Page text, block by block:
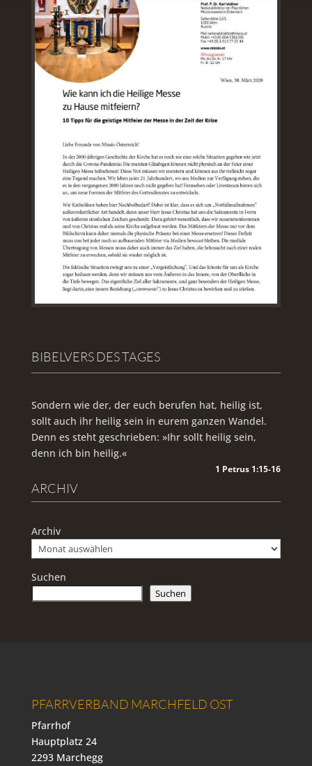
BIBELVERS DES TAGES
Sondern wie der, der euch berufen hat, heilig ist,
sollt auch ihr heilig sein in eurem ganzen Wandel.
Denn es steht geschrieben: »Ihr sollt heilig sein,
denn ich bin heilig.«
1 Petrus 1:15-16
ARCHIV
Archiv
Suchen
Suchen
PFARRVERBAND MARCHFELD OST
Pfarrhof
Hauptplatz 24
2293 Marchegg